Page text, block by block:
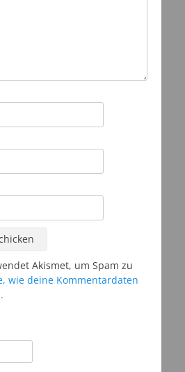
Akismet, um Spam zu
wie deine Kommentardaten